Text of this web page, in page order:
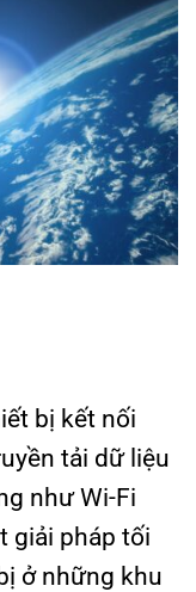
bị kết nối
tải dữ liệu
như Wi-Fi
giải pháp tối
ở những khu